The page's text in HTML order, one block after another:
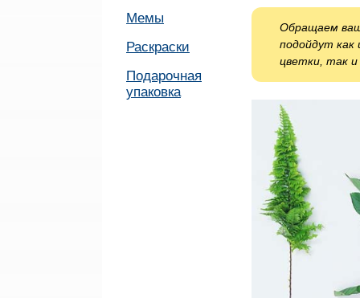
Мемы
Раскраски
Подарочная
упаковка
Обращаем
подойдут как
цветки, так и